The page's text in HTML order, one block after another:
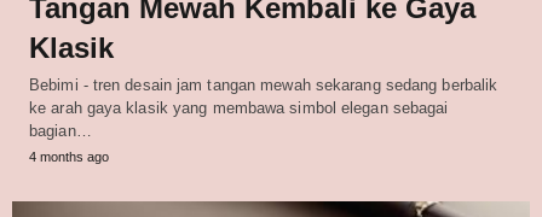
Tangan Mewah Kembali ke Gaya
Klasik
Bebimi - tren desain jam tangan mewah sekarang sedang berbalik
ke arah gaya klasik yang membawa simbol elegan sebagai
bagian…
4 months ago